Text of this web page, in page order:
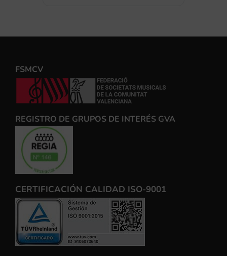
FSMCV
REGISTRO DE GRUPOS DE INTERÉS GVA
CERTIFICACIÓN CALIDAD ISO-9001